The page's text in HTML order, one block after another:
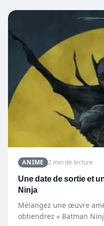
ANIME 2 min de lecture
Une date de sortie et
Ninja
Mélangez une œuvre
obtiendrez « Batman